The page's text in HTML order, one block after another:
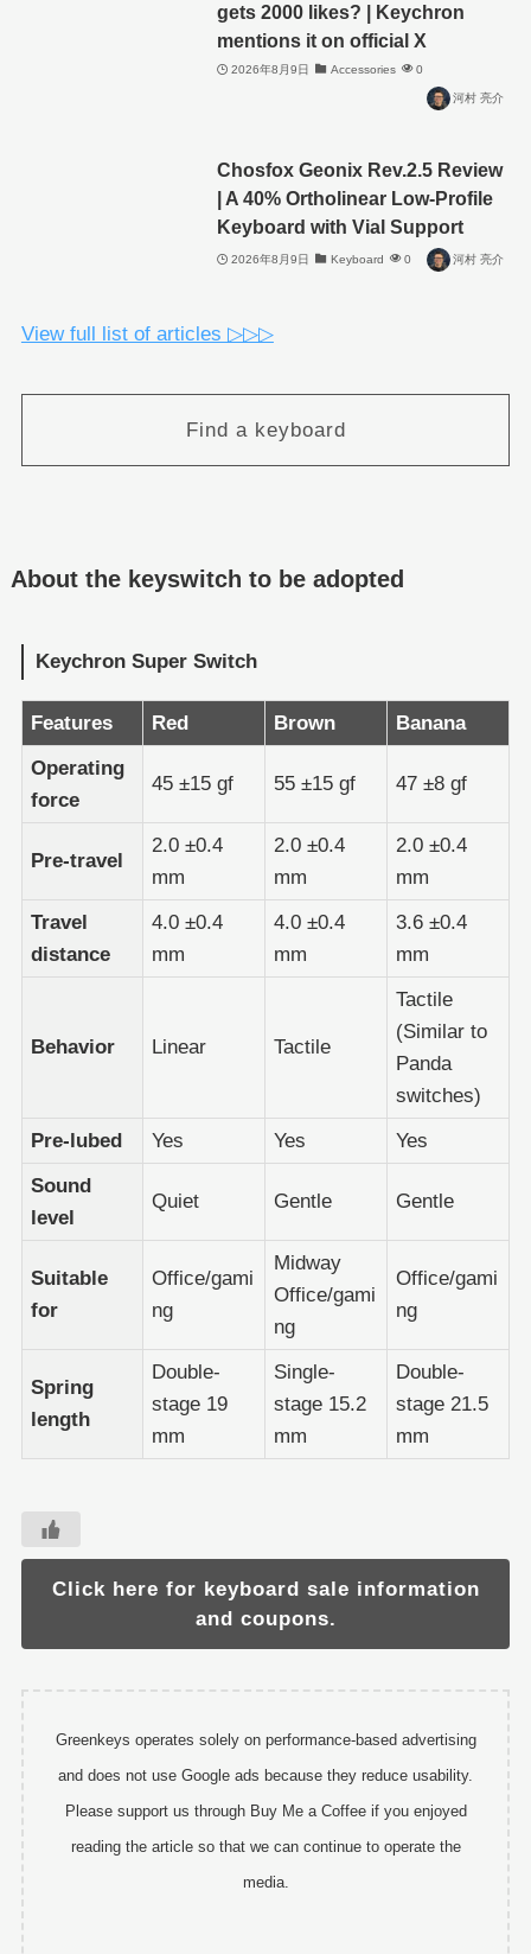
gets 2000 likes? | Keychron
mentions it on official X
2026年8月9日 Accessories 0
河村 亮介
Chosfox Geonix Rev.2.5 Review
| A 40% Ortholinear Low-Profile
Keyboard with Vial Support
2026年8月9日 Keyboard 0 河村 亮介
View full list of articles ▷▷▷
Find a keyboard
About the keyswitch to be adopted
Keychron Super Switch
Features Red Brown
Banana
Operating
force
45 ±15 gf 55 ±15 gf 47 ±8 gf
Pre-travel
2.0 ±0.4
mm
2.0 ±0.4
mm
2.0 ±0.4
mm
Travel
distance
4.0 ±0.4
mm
4.0 ±0.4
mm
3.6 ±0.4
mm
Behavior Linear Tactile
Tactile
(Similar to
Panda
switches)
Pre-lubed
Yes Yes
Yes
Sound
level
Quiet Gentle Gentle
Suitable
for
Office/gami
ng
Midway
Office/gami
ng
Office/gami
ng
Spring
length
Double-
stage 19
mm
Single-
stage 15.2
mm
Double-
stage 21.5
mm
Click here for keyboard sale information
and coupons.
Greenkeys operates solely on performance-based advertising
and does not use Google ads because they reduce usability.
Please support us through Buy Me a Coffee if you enjoyed
reading the article so that we can continue to operate the
media.